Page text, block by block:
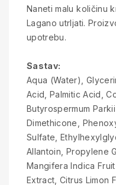
Naneti malu količinu
Lagano utrljati.
upotrebu.
Sastav:
Aqua (Water),
Acid, Palmitic Acid,
Butyrospermum
Dimethicone,
Sulfate,
Allantoin, Propylene
Mangifera Indica
Extract, Citrus Limon